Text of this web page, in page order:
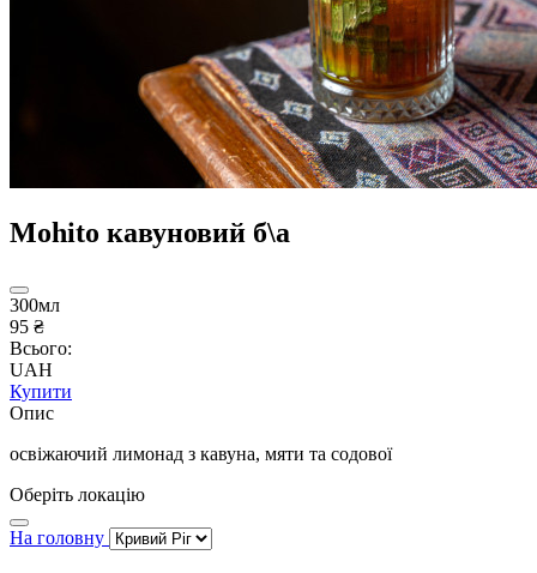
Mohito кавуновий б\а
300мл
95 ₴
Всього:
UAH
Купити
Опис
освіжаючий лимонад з кавуна, мяти та содової
Оберіть локацію
На головну